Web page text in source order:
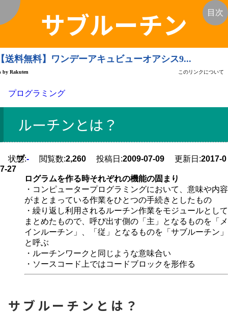
サブルーチン
プログラミング
目次
ルーチンとは？
状態:- 閲覧数:2,260 投稿日:2009-07-09 更新日:2017-0
7-27
プ
ログラムを作る時それぞれの機能の固まり
・コンピュータープログラミングにおいて、意味や内容
がまとまっている作業をひとつの手続きとしたもの
・繰り返し利用されるルーチン作業をモジュールとして
まとめたもので、呼び出す側の「主」となるものを「メ
インルーチン」、「従」となるものを「サブルーチン」
と呼ぶ
・ルーチンワークと同じような意味合い
・ソースコード上ではコードブロックを形作る
サブルーチンとは？